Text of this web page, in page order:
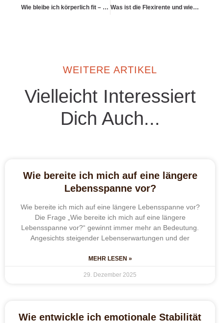
Wie bleibe ich körperlich fit – auch mit kleinen Mitteln? Was ist die Flexirente und wie funktioniert sie?
WEITERE ARTIKEL
Vielleicht Interessiert
Dich Auch...
Wie bereite ich mich auf eine längere
Lebensspanne vor?
Wie bereite ich mich auf eine längere Lebensspanne vor?
Die Frage „Wie bereite ich mich auf eine längere
Lebensspanne vor?“ gewinnt immer mehr an Bedeutung.
Angesichts steigender Lebenserwartungen und der
MEHR LESEN »
29. Dezember 2025
Wie entwickle ich emotionale Stabilität